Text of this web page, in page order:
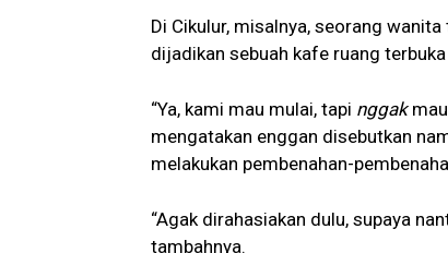
Di Cikulur, misalnya, seorang
dijadikan sebuah kafe ruang
“Ya, kami mau mulai, tapi nggakmau
mengatakan enggan disebutkan
melakukan pembenahan-
“Agak dirahasiakan dulu, supaya
tambahnya.